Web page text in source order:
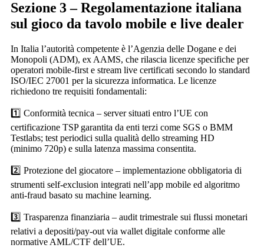
Sezione 3 – Regolamentazione italiana
sul gioco da tavolo mobile e live dealer
In Italia l’autorità competente è l’Agenzia delle Dogane e dei
Monopoli (ADM), ex AAMS, che rilascia licenze specifiche per
operatori mobile‑first e stream live certificati secondo lo standard
ISO/IEC 27001 per la sicurezza informatica. Le licenze
richiedono tre requisiti fondamentali:
1️⃣ Conformità tecnica – server situati entro l’UE con
certificazione TSP garantita da enti terzi come SGS o BMM
Testlabs; test periodici sulla qualità dello streaming HD
(minimo 720p) e sulla latenza massima consentita.
2️⃣ Protezione del giocatore – implementazione obbligatoria di
strumenti self‑exclusion integrati nell’app mobile ed algoritmo
anti‑fraud basato su machine learning.
3️⃣ Trasparenza finanziaria – audit trimestrale sui flussi monetari
relativi a depositi/pay‑out via wallet digitale conforme alle
normative AML/CTF dell’UE.